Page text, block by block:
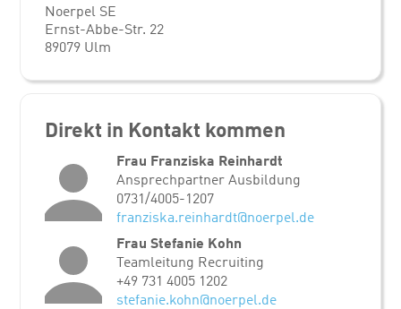
Noerpel SE
Ernst-Abbe-Str. 22
89079 Ulm
Direkt in Kontakt kommen
Frau Franziska Reinhardt
Ansprechpartner Ausbildung
0731/4005-1207
franziska.reinhardt@noerpel.de
Frau Stefanie Kohn
Teamleitung Recruiting
+49 731 4005 1202
stefanie.kohn@noerpel.de